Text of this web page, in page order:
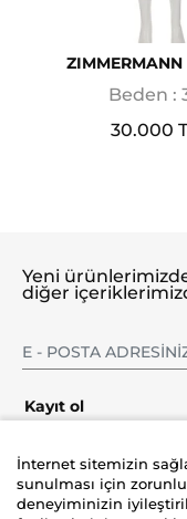
ZIMMERMANN
Beden :
30.000
Yeni
diğer
Kayıt ol
İnternet sitemizin
sunulması için
deneyiminizin